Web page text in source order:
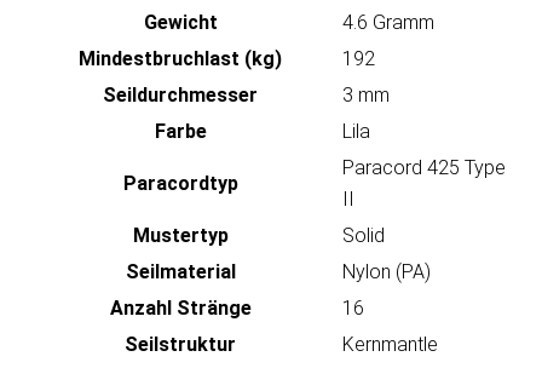
Gewicht
4.6 Gramm
Mindestbruchlast (kg)
192
Seildurchmesser
3 mm
Farbe
Lila
Paracordtyp
Paracord 425 Type
II
Mustertyp
Solid
Seilmaterial
Nylon (PA)
Anzahl Stränge
16
Seilstruktur
Kernmantle